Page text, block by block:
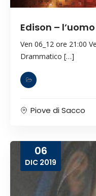
Edison –
Ven 06_12 ore 21:00
Drammatico […]
Piove di Sacco
06
DIC 2019